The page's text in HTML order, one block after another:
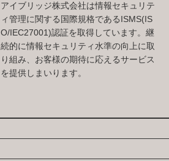
アイブリッジ株式会社は情報セキュリテ
ィ管理に関する国際規格であるISMS(IS
O/IEC27001)認証を取得しています。継
続的に情報セキュリティ水準の向上に取
り組み、お客様の期待に応えるサービス
を提供しまいります。